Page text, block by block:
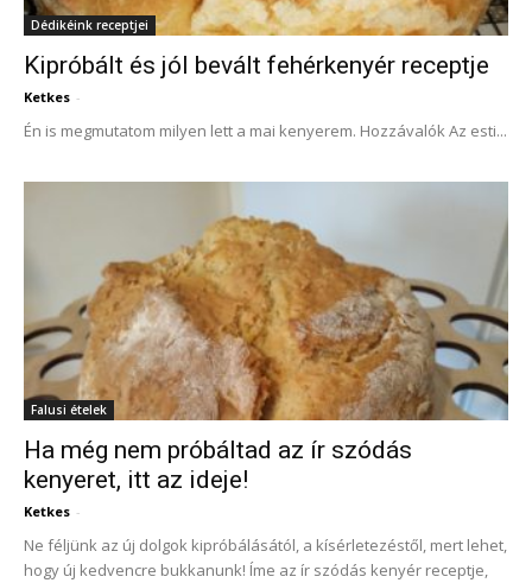
Dédikéink receptjei
Kipróbált és jól bevált fehérkenyér receptje
Ketkes -
Én is megmutatom milyen lett a mai kenyerem. Hozzávalók Az esti...
Falusi ételek
Ha még nem próbáltad az ír szódás
kenyeret, itt az ideje!
Ketkes -
Ne féljünk az új dolgok kipróbálásától, a kísérletezéstől, mert lehet,
hogy új kedvencre bukkanunk! Íme az ír szódás kenyér receptje,